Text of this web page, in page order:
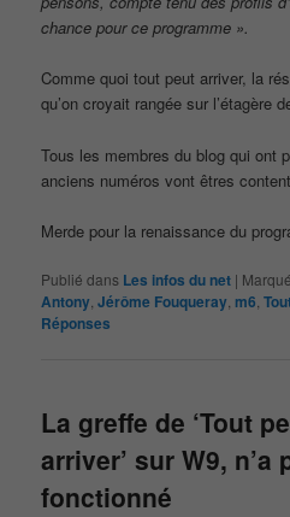
chance pour ce programme ».
Comme quoi tout peut arriver, la
qu’on croyait rangée sur l’étagère
Tous les membres du blog qui ont
anciens numéros vont êtres
Merde pour la renaissance du
Publié dans Les infos du net |
Antony ,Jérôme Fouqueray ,m6 ,
Réponses
La greffe de ‘Tout
arriver’ sur W9, n’a
fonctionné